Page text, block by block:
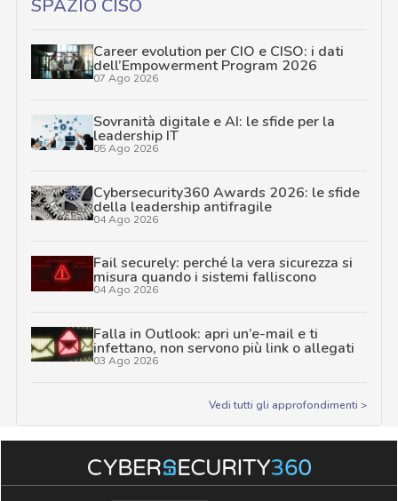
SPAZIO CISO
Career evolution per CIO e CISO: i dati
dell’Empowerment Program 2026
07 Ago 2026
Sovranità digitale e AI: le sfide per la
leadership IT
05 Ago 2026
Cybersecurity360 Awards 2026: le sfide
della leadership antifragile
04 Ago 2026
Fail securely: perché la vera sicurezza si
misura quando i sistemi falliscono
04 Ago 2026
Falla in Outlook: apri un’e-mail e ti
infettano, non servono più link o allegati
03 Ago 2026
Vedi tutti gli approfondimenti >